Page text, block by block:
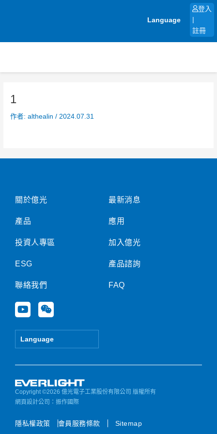
Language
登入
註冊
1
作者:althealin/ 2024.07.31
關於億光
產品
投資人專區
ESG
聯絡我們
Y
o
u
e
W
e
i
Language
最新消息
應用
加入億光
產品諮詢
FAQ
Copyright ©2026 億光電子工業股份有限公司 版權所有
網頁設計公司 ：振作國際
隱私權政策 會員服務條款 Sitemap